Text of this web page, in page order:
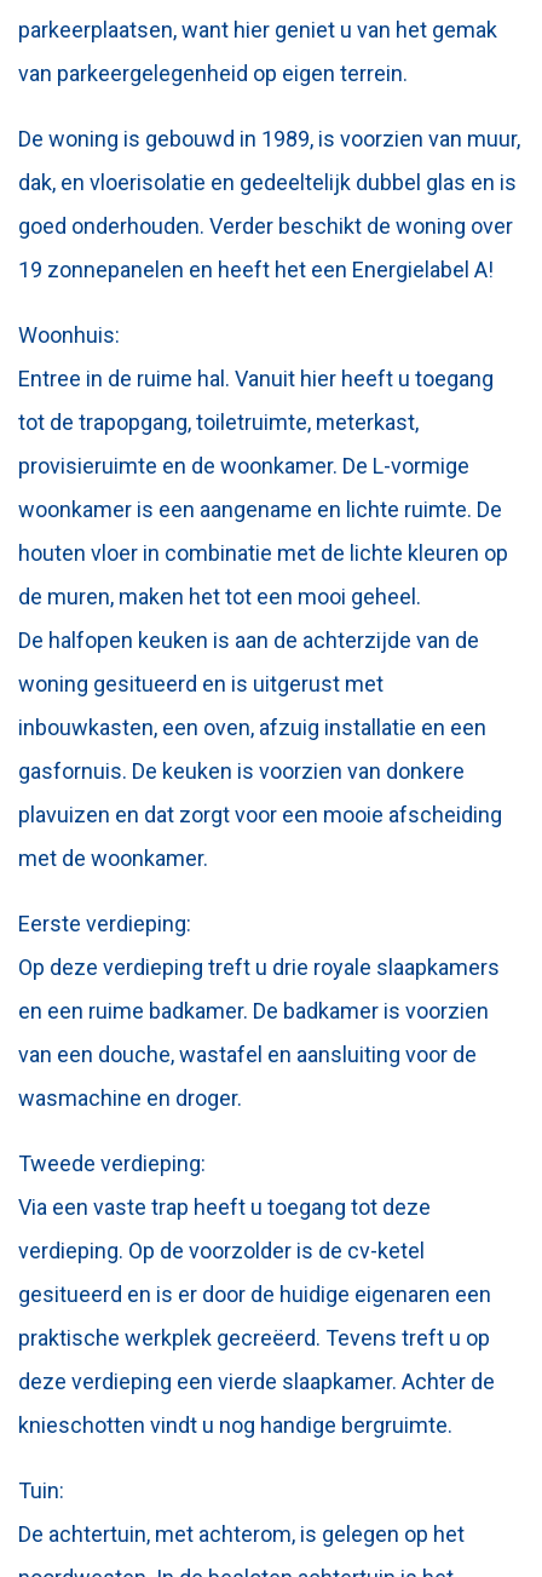
parkeerplaatsen, want hier geniet u van het gemak
van parkeergelegenheid op eigen terrein.
De woning is gebouwd in 1989, is voorzien van muur,
dak, en vloerisolatie en gedeeltelijk dubbel glas en is
goed onderhouden. Verder beschikt de woning over
19 zonnepanelen en heeft het een Energielabel A!
Woonhuis:
Entree in de ruime hal. Vanuit hier heeft u toegang
tot de trapopgang, toiletruimte, meterkast,
provisieruimte en de woonkamer. De L-vormige
woonkamer is een aangename en lichte ruimte. De
houten vloer in combinatie met de lichte kleuren op
de muren, maken het tot een mooi geheel.
De halfopen keuken is aan de achterzijde van de
woning gesitueerd en is uitgerust met
inbouwkasten, een oven, afzuig installatie en een
gasfornuis. De keuken is voorzien van donkere
plavuizen en dat zorgt voor een mooie afscheiding
met de woonkamer.
Eerste verdieping:
Op deze verdieping treft u drie royale slaapkamers
en een ruime badkamer. De badkamer is voorzien
van een douche, wastafel en aansluiting voor de
wasmachine en droger.
Tweede verdieping:
Via een vaste trap heeft u toegang tot deze
verdieping. Op de voorzolder is de cv-ketel
gesitueerd en is er door de huidige eigenaren een
praktische werkplek gecreëerd. Tevens treft u op
deze verdieping een vierde slaapkamer. Achter de
knieschotten vindt u nog handige bergruimte.
Tuin:
De achtertuin, met achterom, is gelegen op het